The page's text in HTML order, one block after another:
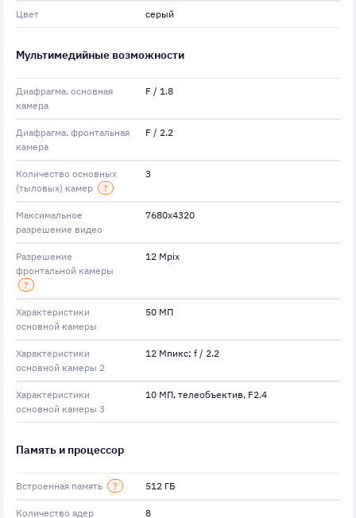
Цвет серый
Мультимедийные возможности
Диафрагма, основная
камера
F / 1.8
Диафрагма, фронтальная
камера
F / 2.2
Количество основных
(тыловых) камер
?
3
Максимальное
разрешение видео
7680x4320
Разрешение
фронтальной камеры
?
12 Mpix
Характеристики
основной камеры
50 МП
Характеристики
основной камеры 2
12 Мпикс; f / 2.2
Характеристики
основной камеры 3
10 МП, телеобъектив, F2.4
Память и процессор
Встроенная память ? 512 ГБ
Количество ядер
8